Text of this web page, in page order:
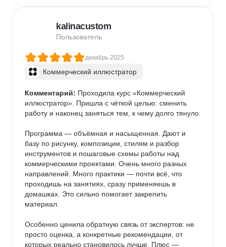
kalinacustom
Пользователь
декабрь 2025
Коммерческий иллюстратор
Комментарий: Проходила курс «Коммерческий
иллюстратор». Пришла с чёткой целью: сменить
работу и наконец заняться тем, к чему долго тянуло.
Программа — объёмная и насыщенная. Дают и
базу по рисунку, композиции, стилям и разбор
инструментов и пошаговые схемы работы над
коммерческими проектами. Очень много разных
направлений. Много практики — почти всё, что
проходишь на занятиях, сразу применяешь в
домашках. Это сильно помогает закрепить
материал.
Особенно ценила обратную связь от экспертов: не
просто оценка, а конкретные рекомендации, от
которых реально становилось лучше. Плюс —